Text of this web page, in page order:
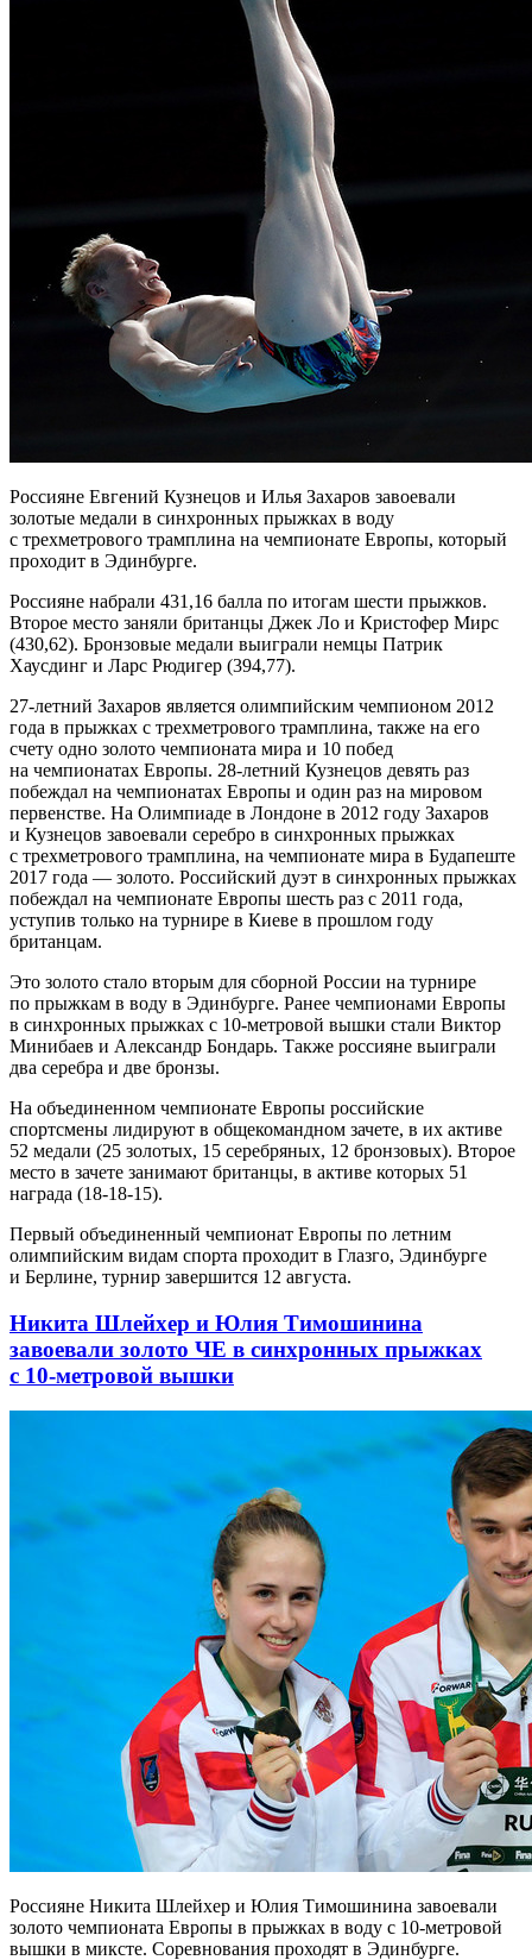
Россияне Евгений Кузнецов и Илья Захаров завоевали
золотые медали в синхронных прыжках в воду
с трехметрового трамплина на чемпионате Европы, который
проходит в Эдинбурге.
Россияне набрали 431,16 балла по итогам шести прыжков.
Второе место заняли британцы Джек Ло и Кристофер Мирс
(430,62). Бронзовые медали выиграли немцы Патрик
Хаусдинг и Ларс Рюдигер (394,77).
27-летний Захаров является олимпийским чемпионом 2012
года в прыжках с трехметрового трамплина, также на его
счету одно золото чемпионата мира и 10 побед
на чемпионатах Европы. 28-летний Кузнецов девять раз
побеждал на чемпионатах Европы и один раз на мировом
первенстве. На Олимпиаде в Лондоне в 2012 году Захаров
и Кузнецов завоевали серебро в синхронных прыжках
с трехметрового трамплина, на чемпионате мира в Будапеште
2017 года — золото. Российский дуэт в синхронных прыжках
побеждал на чемпионате Европы шесть раз с 2011 года,
уступив только на турнире в Киеве в прошлом году
британцам.
Это золото стало вторым для сборной России на турнире
по прыжкам в воду в Эдинбурге. Ранее чемпионами Европы
в синхронных прыжках с 10-метровой вышки стали Виктор
Минибаев и Александр Бондарь. Также россияне выиграли
два серебра и две бронзы.
На объединенном чемпионате Европы российские
спортсмены лидируют в общекомандном зачете, в их активе
52 медали (25 золотых, 15 серебряных, 12 бронзовых). Второе
место в зачете занимают британцы, в активе которых 51
награда (18-18-15).
Первый объединенный чемпионат Европы по летним
олимпийским видам спорта проходит в Глазго, Эдинбурге
и Берлине, турнир завершится 12 августа.
Никита Шлейхер и Юлия Тимошинина
завоевали золото ЧЕ в синхронных прыжках
с 10-метровой вышки
Россияне Никита Шлейхер и Юлия Тимошинина завоевали
золото чемпионата Европы в прыжках в воду с 10-метровой
вышки в миксте. Соревнования проходят в Эдинбурге.